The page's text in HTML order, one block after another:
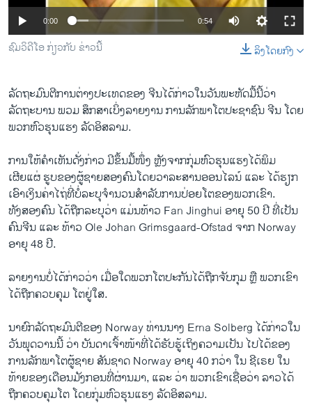
ທຸລະກິດ
ພາສາອັງກິດ
ສຽງ
ລາຍການກະຈາຍສຽງ
ລາຍງານ
ຕິດຕາມພວກເຮົາ ທີ່
ພາສາຕ່າງໆ
0:00 0:54
ລິງໂດຍກົງ
ຊົມວິດີໂອ ກ່ຽວກັບ ຂ່າວນີ້
ລັດ​ຖະມົນຕີ​ການ​ຕ່າງ​ປະ​ເທດຂອງ ຈີນ​ໄດ້​ກ່າວ​ໃນ​ວັນ​ພະຫັດ​ມື້​ນີ້​ວ່າ
ລັດຖະບານ​ ພວມ ສຶກສາ​ເບິ່ງລາຍ​ງານ​ ການ​ລັກພາ​ໂຕ​ປະຊາຊົນ ​ຈີນ ​ໂດ​ຍ
ພວກ​ຫົວ​ຮຸນ​ແຮງ ລັດ​ອິສລາມ.
ການໃຫ້​ຄຳ​ເຫັນ​ດັ່ງກ່າວ ມີ​ຂຶ້ນ​ມື້​ໜຶ່ງ ​ຫຼັງ​ຈາກ​ກຸ່ມ​ຫົວ​ຮຸນ​ແຮງ​ໄດ້​ພິມ
ເຜີຍແຜ່ ຮູບ​ຂອງ​ຜູ້ຊາຍ​ສອງ​ຄົນໂດຍ​ວາລະສານ​ອອນ​ໄລ​ນ໌ ​ແລະ ​ໄດ້​ຮຽກ
ເອົາ​ເງິນຄ່າ​ໄຖ່​ທີ່​ບໍ່​ລະບຸ​ຈຳນວນ​ສຳລັບ​ການ​ປ່ອຍ​ໂຕ​ຂອງ​ພວກ​ເຂົາ.
ທັງສອງຄົນ​ ໄດ້​ຖືກ​ລະບຸ​ວ່າ ແມ່ນທ້າວ Fan Jinghui ອາຍຸ 50 ປີ ທີ່ເປັນ
ຄົນຈີນ ​ແລະ ທ້າວ Ole Johan Grimsgaard-Ofstad ຈາກ Norway
ອາຍຸ 48 ປີ.
ລາຍງານບໍ່ໄດ້ກ່າວວ່າ ເມື່ອໃດພວກໂຕປະກັນໄດ້ຖືກຈັບກຸມ ຫຼື ພວກເຂົາ
ໄດ້ຖືກຄວບຄຸມ ໂຕຢູ່ໃສ.
ນາຍົກລັດຖະມົນຕີຂອງ Norway ທ່ານນາງ Erna Solberg ໄດ້ກ່າວໃນ
ວັນພຸດວານນີ້ ວ່າ ບັນດາເຈົ້າໜ້າທີ່ໄດ້ຮັບຮູ້ເຖິງຄວາມເປັນ ໄປໄດ້ຂອງ
ການລັກພາໂຕຜູ້ຊາຍ ສັນຊາດ Norway ອາຍຸ 40 ກວ່າ ໃນ ຊີເຣຍ ໃນ
ທ້າຍຂອງເດືອນມັງກອນທີ່ຜ່ານມາ, ແລະ ວ່າ ພວກເຂົາເຊື່ອວ່າ ລາວໄດ້
ຖືກຄວບຄຸມໂຕ ໂດຍກຸ່ມຫົວຮຸນແຮງ ລັດອິສລາມ.